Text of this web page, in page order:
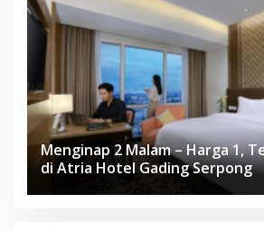
Menginap 2 Malam – Harga 1,
di Atria Hotel Gading Serpong